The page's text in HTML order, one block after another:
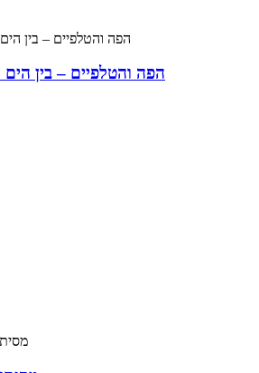
הפה והטלפיים – בין הים